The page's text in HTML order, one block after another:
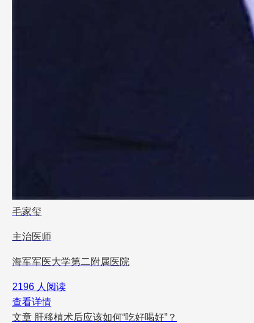
毛家玺
主治医师
海军军医大学第二附属医院
2196 人阅读
查看详情
文章 肝移植术后应该如何“吃好喝好”？